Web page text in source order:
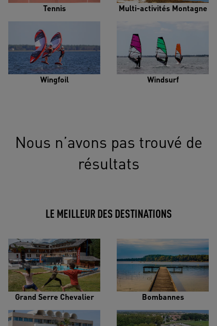
Tennis Multi-activités Montagne
Wingfoil Windsurf
Nous n’avons pas trouvé de
résultats
LE MEILLEUR DES DESTINATIONS
Grand Serre Chevalier Bombannes